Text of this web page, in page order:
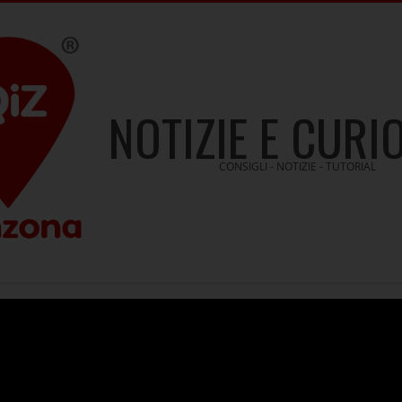
NOTIZIE ECONSIGLI - NOTIZIE - TUTORIAL